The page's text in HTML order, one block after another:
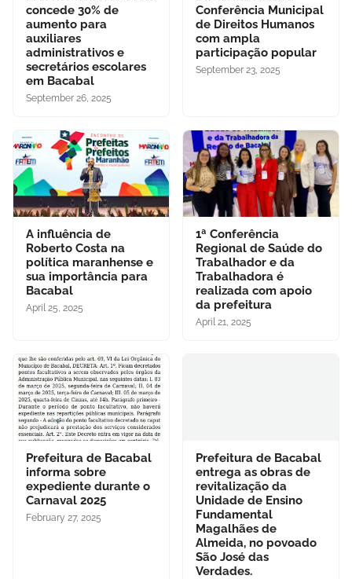
concede 30% de
aumento para
auxiliares
administrativos e
secretários escolares
em Bacabal
September 26, 2025
Conferência Municipal
de Direitos Humanos
com ampla
participação popular
September 23, 2025
A influência de
Roberto Costa na
política maranhense e
sua importância para
Bacabal
April 25, 2025
1ª Conferência
Regional de Saúde do
Trabalhador e da
Trabalhadora é
realizada com apoio
da prefeitura
April 21, 2025
Prefeitura de Bacabal
informa sobre
expediente durante o
Carnaval 2025
February 27, 2025
Prefeitura de Bacabal
entrega as obras de
revitalização da
Unidade de Ensino
Fundamental
Magalhães de
Almeida, no povoado
São José das
Verdades.